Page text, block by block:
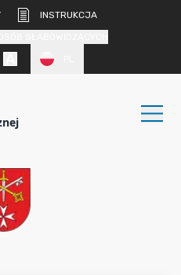
INSTRUKCJA